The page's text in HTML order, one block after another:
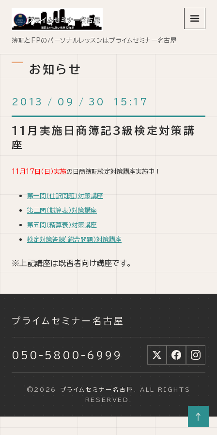
↑
簿記とFPのパーソナルレッスンはプライムセミナー名古屋
メニュ
お知らせ
2013 / 09 / 30 15:17
11月実施日商簿記3級検定対策講
座
11月17日（日）実施の日商簿記検定対策講座実施中！
第一問（仕訳問題）対策講座
第三問（試算表）対策講座
第五問（精算表）対策講座
検定対策答練’総合問題）対策講座
※上記講座は既習者向け講座です。
プライムセミナー名古屋
050-5800-6999
©2026 プライムセミナー名古屋
. ALL RIGHTS
RESERVED.